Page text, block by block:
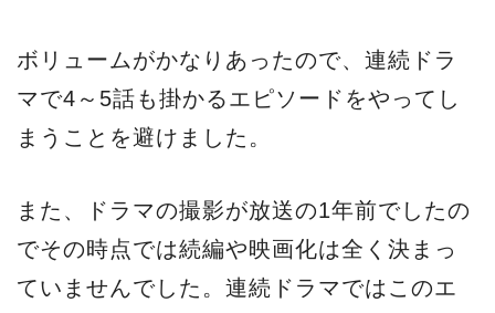
ボリュームがかなりあったので、連続ドラ
マで4～5話も掛かるエピソードをやってし
まうことを避けました。
また、ドラマの撮影が放送の1年前でしたの
でその時点では続編や映画化は全く決まっ
ていませんでした。連続ドラマではこのエ